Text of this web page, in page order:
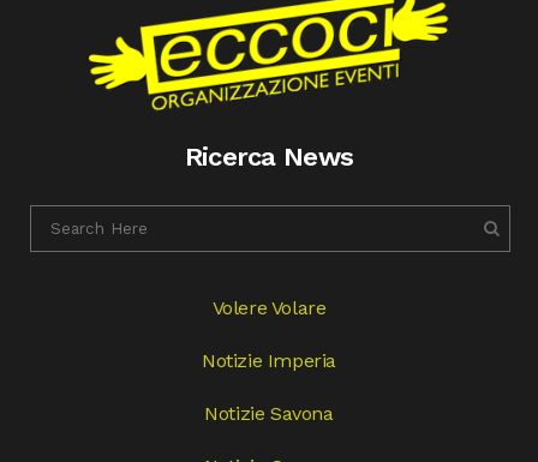
Ricerca News
Volere Volare
Notizie Imperia
Notizie Savona